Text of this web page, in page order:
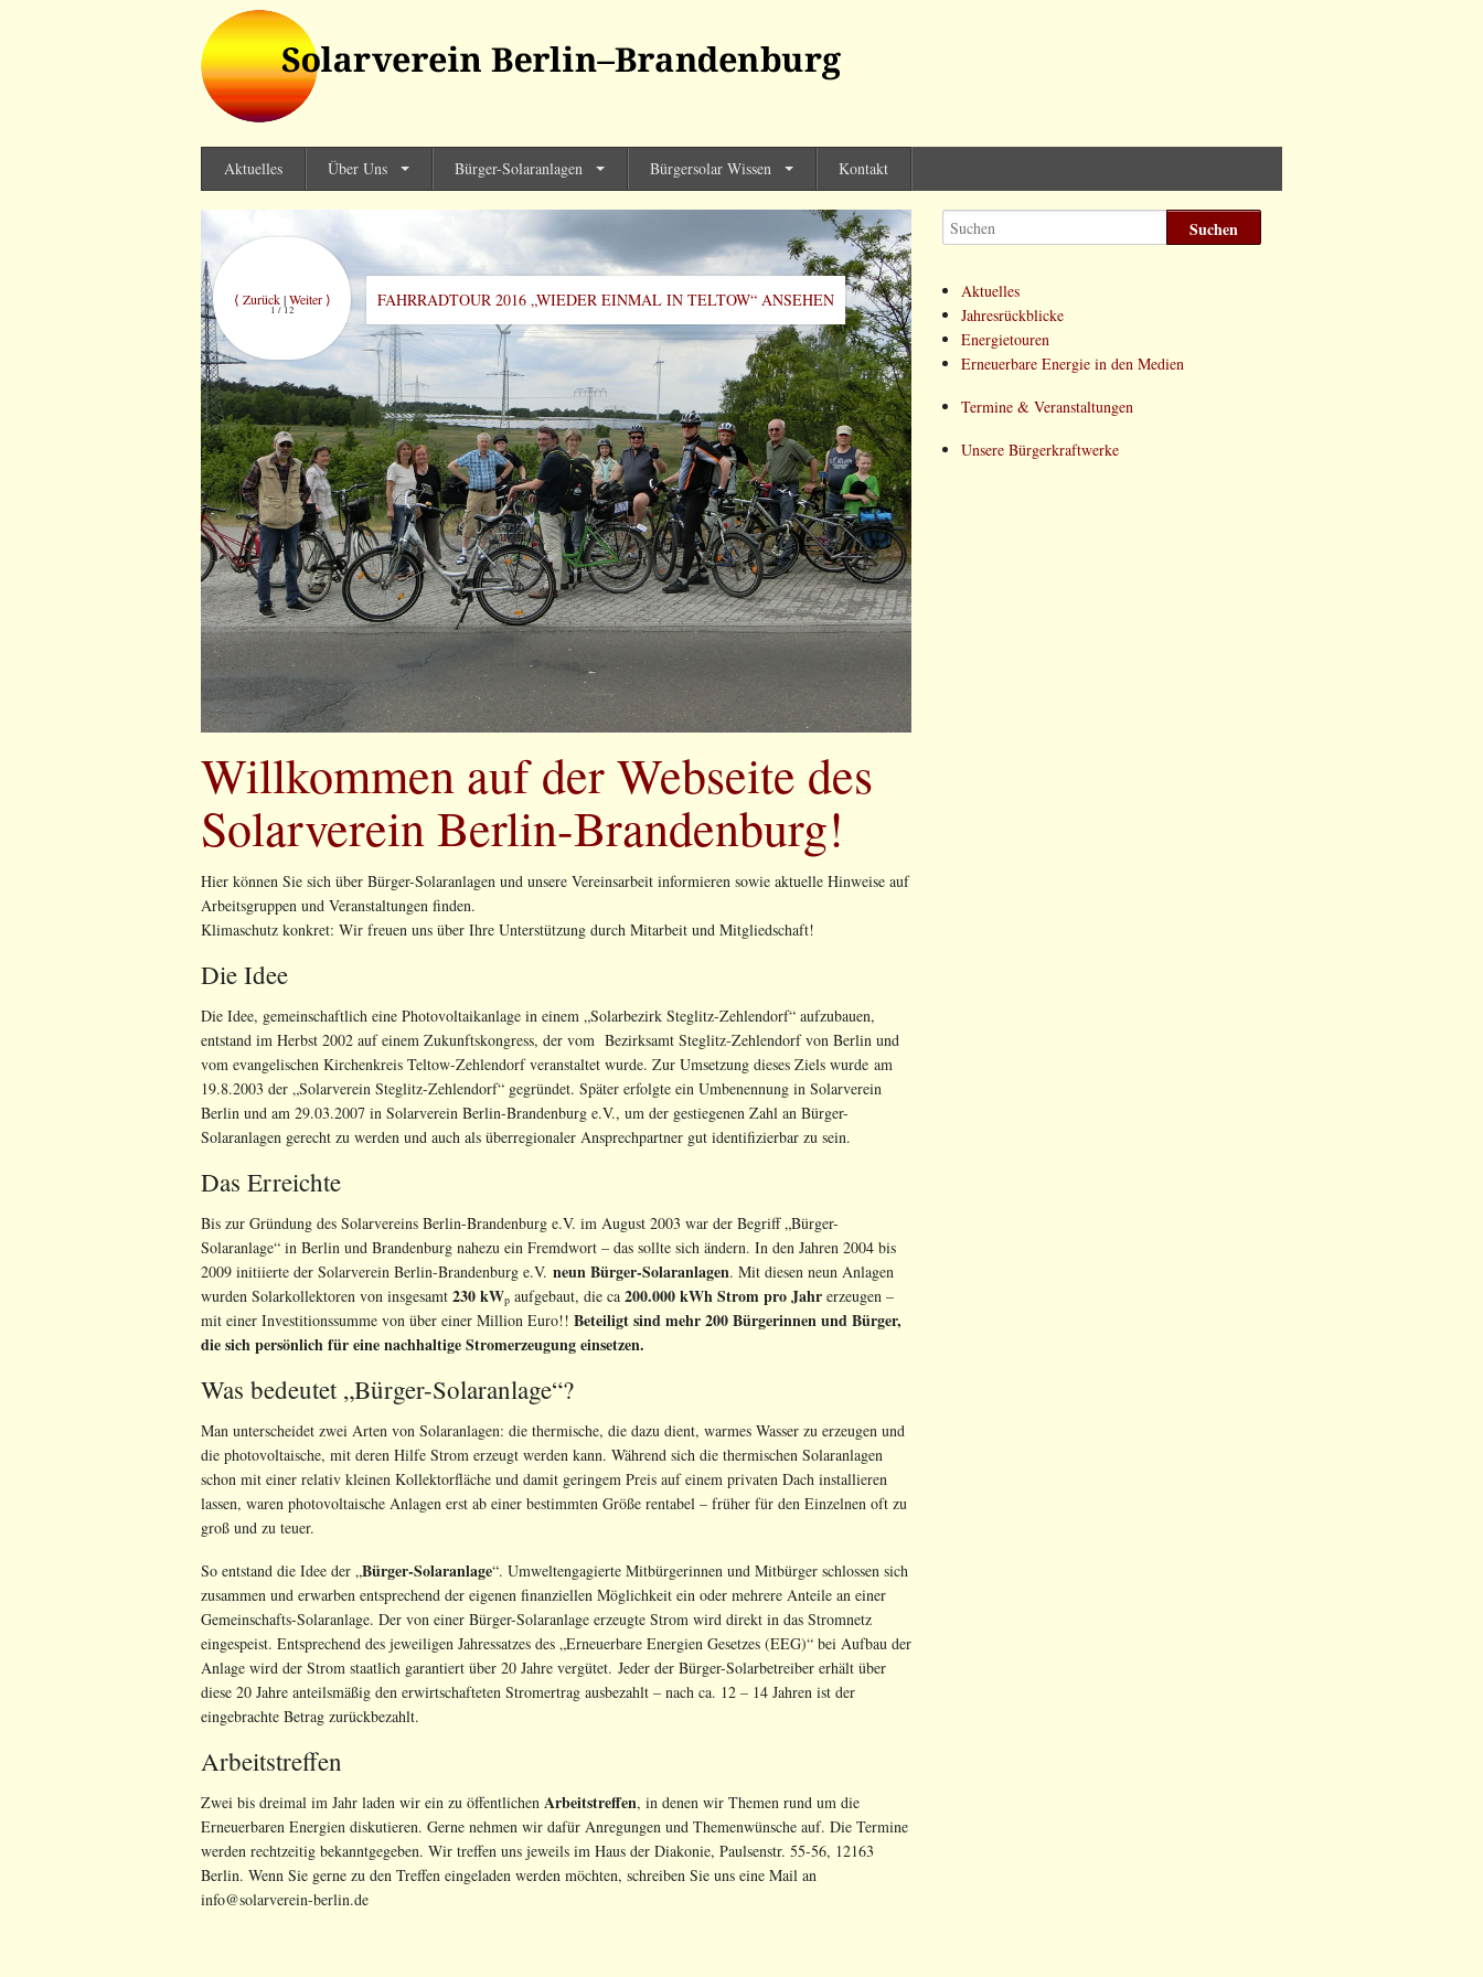
Solarverein Berlin-Brandenburg
Aktuelles Über Uns Bürger-Solaranlagen Bürgersolar Wissen Kontakt
⟨ Zurück|Weiter ⟩
1 / 12 FAHRRADTOUR 2016 „WIEDER EINMAL IN TELTOW“ ANSEHEN
Willkommen auf der Webseite des
Solarverein Berlin-Brandenburg!
Hier können Sie sich über Bürger-Solaranlagen und unsere Vereinsarbeit informieren sowie aktuelle Hinweise auf
Arbeitsgruppen und Veranstaltungen finden.
Klimaschutz konkret: Wir freuen uns über Ihre Unterstützung durch Mitarbeit und Mitgliedschaft!
Die Idee
Die Idee, gemeinschaftlich eine Photovoltaikanlage in einem „Solarbezirk Steglitz-Zehlendorf“ aufzubauen,
entstand im Herbst 2002 auf einem Zukunftskongress, der vom Bezirksamt Steglitz-Zehlendorf von Berlin und
vom evangelischen Kirchenkreis Teltow-Zehlendorf veranstaltet wurde. Zur Umsetzung dieses Ziels wurde am
19.8.2003 der „Solarverein Steglitz-Zehlendorf“ gegründet. Später erfolgte ein Umbenennung in Solarverein
Berlin und am 29.03.2007 in Solarverein Berlin-Brandenburg e.V., um der gestiegenen Zahl an Bürger-
Solaranlagen gerecht zu werden und auch als überregionaler Ansprechpartner gut identifizierbar zu sein.
Das Erreichte
Bis zur Gründung des Solarvereins Berlin-Brandenburg e.V. im August 2003 war der Begriff „Bürger-
Solaranlage“ in Berlin und Brandenburg nahezu ein Fremdwort – das sollte sich ändern. In den Jahren 2004 bis
2009 initiierte der Solarverein Berlin-Brandenburg e.V. neun Bürger-Solaranlagen. Mit diesen neun Anlagen
wurden Solarkollektoren von insgesamt 230 kWp aufgebaut, die ca 200.000 kWh Strom pro Jahr erzeugen –
mit einer Investitionssumme von über einer Million Euro!! Beteiligt sind mehr 200 Bürgerinnen und Bürger,
die sich persönlich für eine nachhaltige Stromerzeugung einsetzen.
Was bedeutet „Bürger-Solaranlage“?
Man unterscheidet zwei Arten von Solaranlagen: die thermische, die dazu dient, warmes Wasser zu erzeugen und
die photovoltaische, mit deren Hilfe Strom erzeugt werden kann. Während sich die thermischen Solaranlagen
schon mit einer relativ kleinen Kollektorfläche und damit geringem Preis auf einem privaten Dach installieren
lassen, waren photovoltaische Anlagen erst ab einer bestimmten Größe rentabel – früher für den Einzelnen oft zu
groß und zu teuer.
So entstand die Idee der „Bürger-Solaranlage“. Umweltengagierte Mitbürgerinnen und Mitbürger schlossen sich
zusammen und erwarben entsprechend der eigenen finanziellen Möglichkeit ein oder mehrere Anteile an einer
Gemeinschafts-Solaranlage. Der von einer Bürger-Solaranlage erzeugte Strom wird direkt in das Stromnetz
eingespeist. Entsprechend des jeweiligen Jahressatzes des „Erneuerbare Energien Gesetzes (EEG)“ bei Aufbau der
Anlage wird der Strom staatlich garantiert über 20 Jahre vergütet. Jeder der Bürger-Solarbetreiber erhält über
diese 20 Jahre anteilsmäßig den erwirtschafteten Stromertrag ausbezahlt – nach ca. 12 – 14 Jahren ist der
eingebrachte Betrag zurückbezahlt.
Arbeitstreffen
Zwei bis dreimal im Jahr laden wir ein zu öffentlichen Arbeitstreffen, in denen wir Themen rund um die
Erneuerbaren Energien diskutieren. Gerne nehmen wir dafür Anregungen und Themenwünsche auf. Die Termine
werden rechtzeitig bekanntgegeben. Wir treffen uns jeweils im Haus der Diakonie, Paulsenstr. 55-56, 12163
Berlin. Wenn Sie gerne zu den Treffen eingeladen werden möchten, schreiben Sie uns eine Mail an
info@solarverein-berlin.de
Aktuelles
Jahresrückblicke
Energietouren
Erneuerbare Energie in den Medien
Termine & Veranstaltungen
Unsere Bürgerkraftwerke